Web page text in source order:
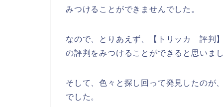
みつけることができませんでした。
なので、とりあえず、【トリッカ 評判
の評判をみつけることができると思いま
そして、色々と探し回って発見したのが
でした。